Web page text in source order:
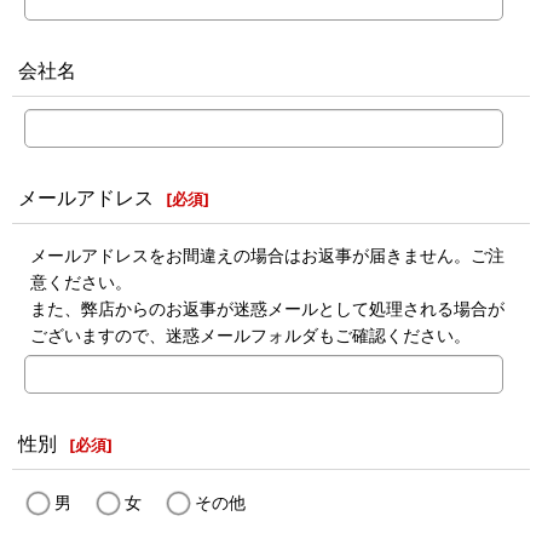
会社名
メールアドレス [必須]
メールアドレスをお間違えの場合はお返事が届きません。ご注
意ください。
また、弊店からのお返事が迷惑メールとして処理される場合が
ございますので、迷惑メールフォルダもご確認ください。
性別 [必須]
男 女 その他